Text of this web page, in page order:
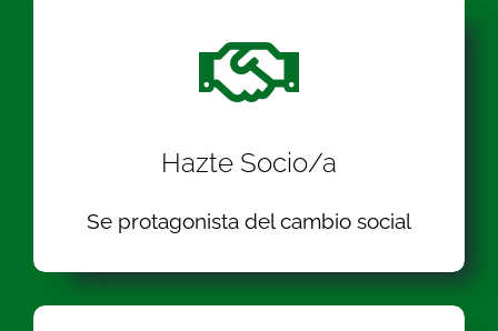
Hazte Socio/a
Se protagonista del cambio social